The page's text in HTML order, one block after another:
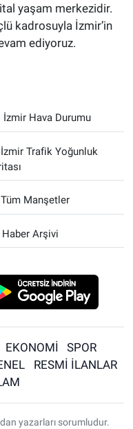
yaşam merkezidir.
kadrosuyla İzmir’in
ediyoruz.
İzmir Hava Durumu
İzmir Trafik Yoğunluk
Tüm Manşetler
Haber Arşivi
EKONOMİ
SPOR
RESMİ İLANLAR
yazarları sorumludur.